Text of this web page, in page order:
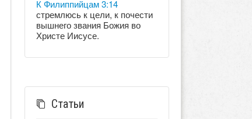
К Филиппийцам 3:14
стремлюсь к цели, к почести
вышнего звания Божия во
Христе Иисусе.
Статьи